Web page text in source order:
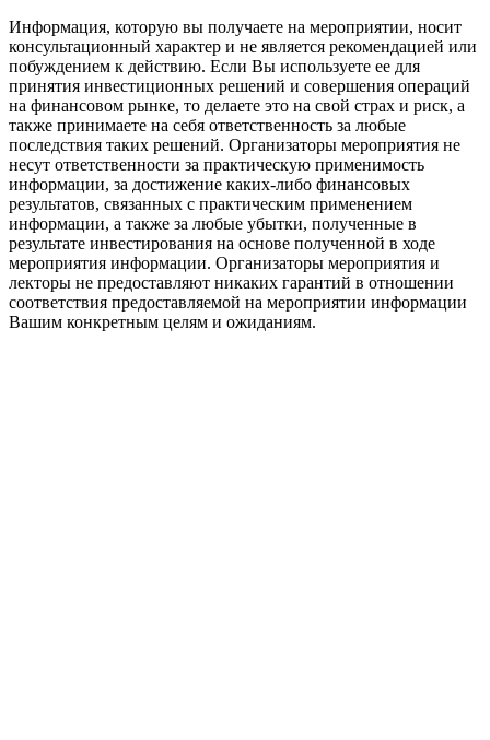
Информация, которую вы получаете на мероприятии, носит
консультационный характер и не является рекомендацией или
побуждением к действию. Если Вы используете ее для
принятия инвестиционных решений и совершения операций
на финансовом рынке, то делаете это на свой страх и риск, а
также принимаете на себя ответственность за любые
последствия таких решений. Организаторы мероприятия не
несут ответственности за практическую применимость
информации, за достижение каких-либо финансовых
результатов, связанных с практическим применением
информации, а также за любые убытки, полученные в
результате инвестирования на основе полученной в ходе
мероприятия информации. Организаторы мероприятия и
лекторы не предоставляют никаких гарантий в отношении
соответствия предоставляемой на мероприятии информации
Вашим конкретным целям и ожиданиям.